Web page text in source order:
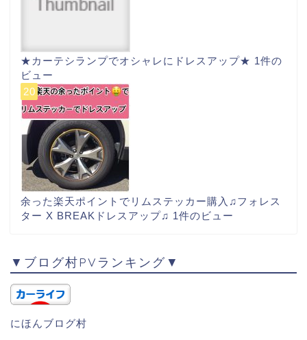
★カーテシランプでオシャレにドレスアップ★ 1件の
ビュー
余った楽天ポイントでリムステッカー購入♫フォレス
ター X BREAKドレスアップ♫ 1件のビュー
▼ブログ村PVランキング▼
にほんブログ村